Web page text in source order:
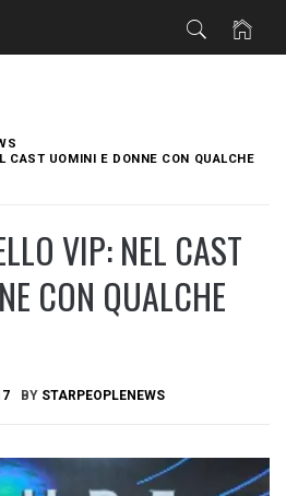
CAST UOMINI E DONNE CON QUALCHE
VIP: NEL CAST
CON QUALCHE
BY STARPEOPLENEWS